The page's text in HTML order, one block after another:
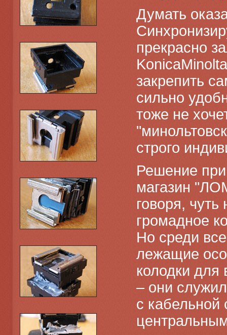
Думать
прекрасно
закрепить
сильно
тоже не
строго
Решение
магазин
говоря,
громадное
Но среди
лежащие
колодки
– они
с кабельной